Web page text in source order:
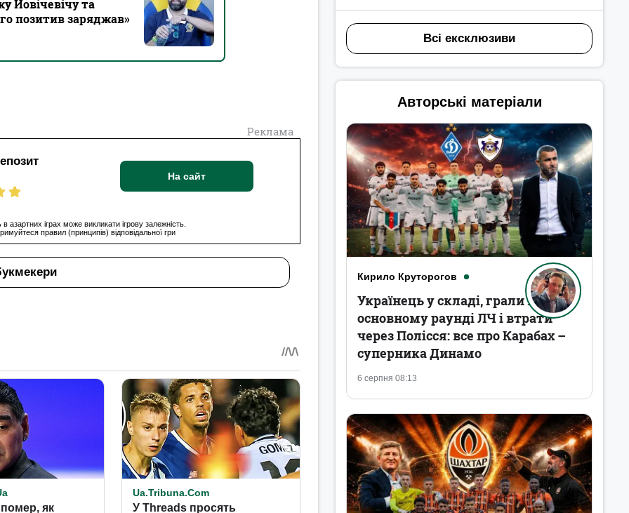
Йовічевічу та
позитив заряджав‎»
Реклама
На сайт
в азартних іграх може викликати ігрову залежність.
правил (принципів) відповідальної гри
Всі ексклюзиви
Авторські матеріали
Кирило Круторогов
6 серпня 08:13
Українець у складі, грали в
основному раунді ЛЧ і втрати
через Полісся: все про Карабах –
суперника Динамо